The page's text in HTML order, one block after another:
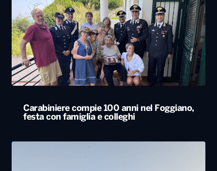
Carabiniere compie 100 anni nel Foggiano,
festa con famiglia e colleghi